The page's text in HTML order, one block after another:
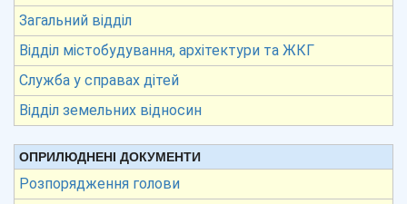
Загальний відділ
Відділ містобудування, архітектури та ЖКГ
Служба у справах дітей
Відділ земельних відносин
ОПРИЛЮДНЕНІ ДОКУМЕНТИ
Розпорядження голови